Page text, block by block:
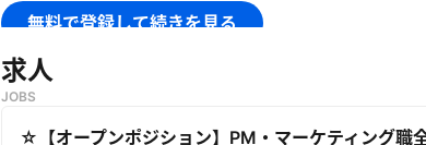
無料で登録して続きを見る
求人
JOBS
☆【オープンポジション】PM・マーケティング職